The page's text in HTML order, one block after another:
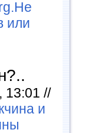
или
13:01 //
и